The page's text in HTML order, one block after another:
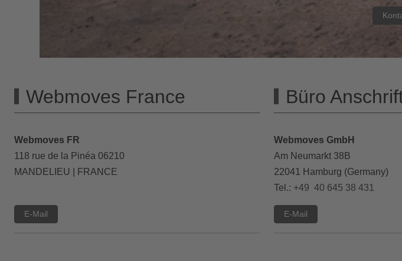
Webmoves France
Webmoves FR
118 rue de la Pinéa 06210
MANDELIEU | FRANCE
E-Mail
Büro
Webmoves GmbH
Am Neumarkt 38B
22041 Hamburg (Germany)
Tel.: +49 40 645 38 431
E-Mail